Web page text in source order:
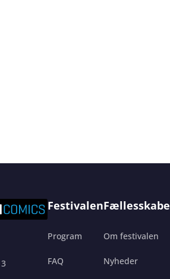
Festivalen
Program
FAQ
Om festivalen
Nyheder